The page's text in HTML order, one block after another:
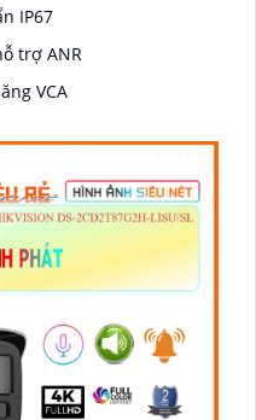
IP67
trợ ANR
VCA